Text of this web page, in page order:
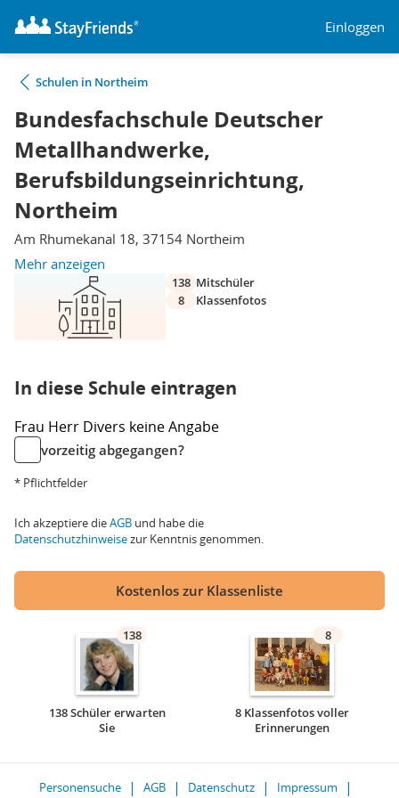
Einloggen
Schulen in Northeim
Bundesfachschule Deutscher
Metallhandwerke,
Berufsbildungseinrichtung,
Northeim
Am Rhumekanal 18, 37154 Northeim
Mehr anzeigen
138 Mitschüler
8
Klassenfotos
In diese Schule eintragen
Frau Herr Divers keine Angabe
vorzeitig abgegangen?
* Pflichtfelder
Ich akzeptiere dieAGB und habe die
Datenschutzhinweisezur Kenntnis genommen.
Kostenlos zur Klassenliste
138
138 Schüler erwarten
Sie
8
8 Klassenfotos voller
Erinnerungen
Personensuche AGB Datenschutz Impressum